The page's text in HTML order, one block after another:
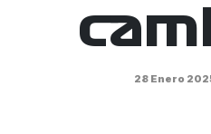
28 Enero